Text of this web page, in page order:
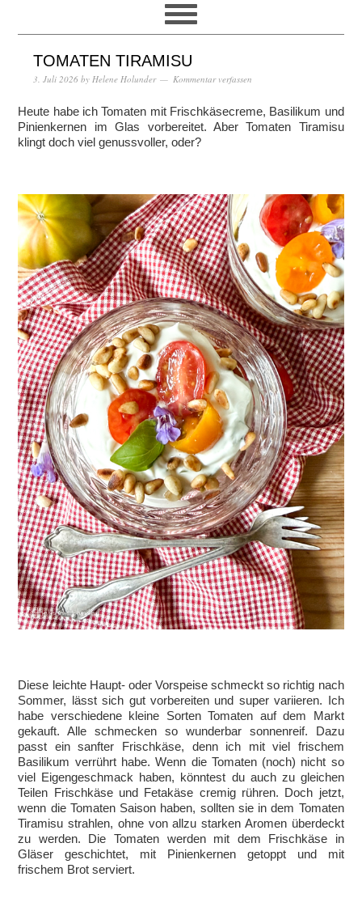
TOMATEN TIRAMISU
3. Juli 2026 by Helene Holunder Kommentar verfassen
Heute habe ich Tomaten mit Frischkäsecreme, Basilikum und
Pinienkernen im Glas vorbereitet. Aber Tomaten Tiramisu
klingt doch viel genussvoller, oder?
Diese leichte Haupt- oder Vorspeise schmeckt so richtig nach
Sommer, lässt sich gut vorbereiten und super variieren. Ich
habe verschiedene kleine Sorten Tomaten auf dem Markt
gekauft. Alle schmecken so wunderbar sonnenreif. Dazu
passt ein sanfter Frischkäse, denn ich mit viel frischem
Basilikum verrührt habe. Wenn die Tomaten (noch) nicht so
viel Eigengeschmack haben, könntest du auch zu gleichen
Teilen Frischkäse und Fetakäse cremig rühren. Doch jetzt,
wenn die Tomaten Saison haben, sollten sie in dem Tomaten
Tiramisu strahlen, ohne von allzu starken Aromen überdeckt
zu werden. Die Tomaten werden mit dem Frischkäse in
Gläser geschichtet, mit Pinienkernen getoppt und mit
frischem Brot serviert.